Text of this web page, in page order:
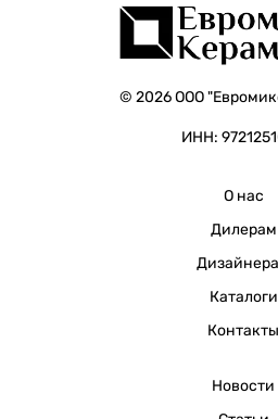
© 2026 ООО
ИНН:
О нас
Дилерам
Каталоги
Контакты
Новости